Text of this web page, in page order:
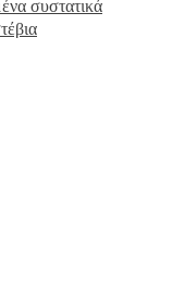
συστατικά